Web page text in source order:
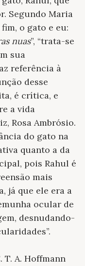
Segundo Maria
o gato e eu:
nuas”, “trata-se
sua
referência à
desse
é crítica, e
a vida
Rosa Ambrósio.
do gato na
quanto a da
pois Rahul é
mais
já que ele era a
ocular de
desnudando-
T. A. Hoffmann